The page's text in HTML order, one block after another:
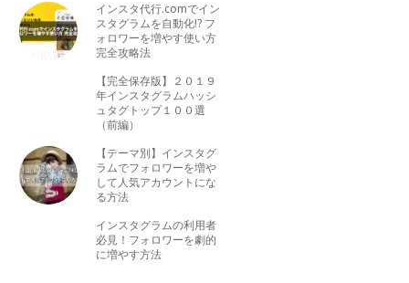
インスタ代行.comでイン
スタグラムを自動化!? フ
ォロワーを増やす使い方
完全攻略法
【完全保存版】２０１９
年インスタグラムハッシ
ュタグトップ１００選
（前編）
【テーマ別】インスタグ
ラムでフォロワーを増や
して人気アカウントにな
る方法
インスタグラムの利用者
必見！フォロワーを劇的
に増やす方法